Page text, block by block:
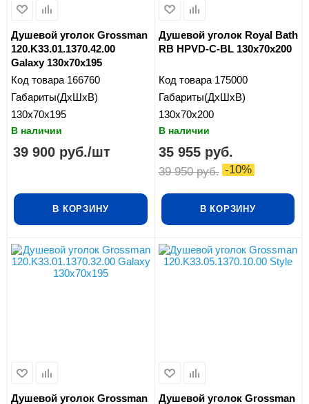
Душевой уголок Grossman
120.K33.01.1370.42.00
Galaxy 130x70x195
Код товара 166760
Габариты(ДхШхВ)
130x70x195
В наличии
39 900 руб./шт
В КОРЗИНУ
Душевой уголок Royal Bath
RB HPVD-C-BL 130х70х200
Код товара 175000
Габариты(ДхШхВ)
130x70x200
В наличии
35 955руб.
39 950руб. -10%
В КОРЗИНУ
Душевой уголок Grossman Душевой уголок Grossman